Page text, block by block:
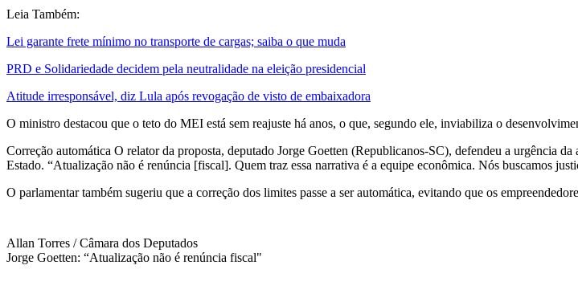
Leia Também:
Lei garante frete mínimo no transporte de cargas; saiba o que muda
PRD e Solidariedade decidem pela neutralidade na eleição presidencial
Atitude irresponsável, diz Lula após revogação de visto de embaixadora
O ministro destacou que o teto do MEI está sem reajuste há anos, o que, segundo ele, inviabiliza o
Correção automática O relator da proposta, deputado Jorge Goetten (Republicanos-SC), defendeu a urgência
Estado. “Atualização não é renúncia [fiscal]. Quem traz essa narrativa é a equipe econômica. Nós buscamos
O parlamentar também sugeriu que a correção dos limites passe a ser automática, evitando que os
Allan Torres / Câmara dos Deputados
Jorge Goetten: “Atualização não é renúncia fiscal"